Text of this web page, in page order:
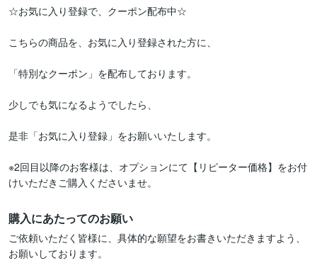
☆お気に入り登録で、クーポン配布中☆
こちらの商品を、お気に入り登録された方に、
「特別なクーポン」を配布しております。
少しでも気になるようでしたら、
是非「お気に入り登録」をお願いいたします。
※2回目以降のお客様は、オプションにて【リピーター価格】をお付
けいただきご購入くださいませ。
購入にあたってのお願い
ご依頼いただく皆様に、具体的な願望をお書きいただきますよう、
お願いしております。